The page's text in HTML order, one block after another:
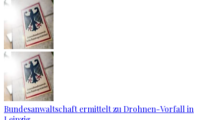
Bundesanwaltschaft ermittelt zu Drohnen-Vorfall in